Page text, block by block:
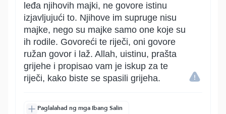
leđa njihovih majki, ne govore istinu
izjavljujući to. Njihove im supruge nisu
majke, nego su majke samo one koje su
ih rodile. Govoreći te riječi, oni govore
ružan govor i laž. Allah, uistinu, prašta
grijehe i propisao vam je iskup za te
riječi, kako biste se spasili grijeha.
Paglalahad ng mga Ibang Salin